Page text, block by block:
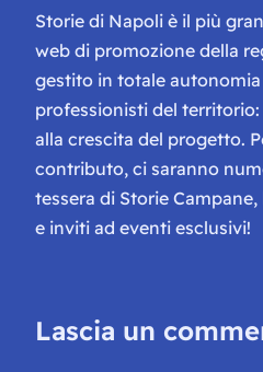
Storie di Napoli è il più
web di promozione della
gestito in totale
professionisti del
alla crescita del progetto.
contributo, ci saranno
tessera di Storie
e inviti ad eventi esclusivi!
Lascia un